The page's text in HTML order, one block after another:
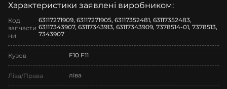
Характеристики заявлені виробником:
Код
запчасти
ни
63117271909, 63117271905, 63117352481, 63117352483,
63117343907, 63117343913, 63117343909, 7378514-01, 7378513,
7343907
Кузов F10 F11
Ліва/Права ліва